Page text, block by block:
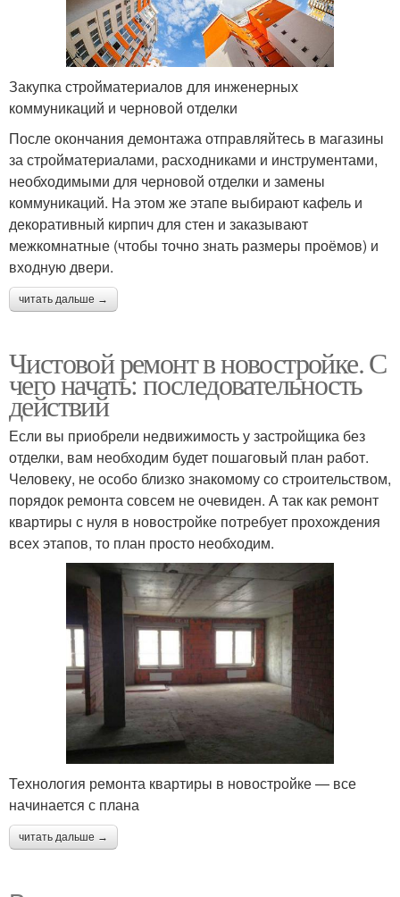
Закупка стройматериалов для инженерных
коммуникаций и черновой отделки
После окончания демонтажа отправляйтесь в магазины
за стройматериалами, расходниками и инструментами,
необходимыми для черновой отделки и замены
коммуникаций. На этом же этапе выбирают кафель и
декоративный кирпич для стен и заказывают
межкомнатные (чтобы точно знать размеры проёмов) и
входную двери.
читать дальше →
Чистовой ремонт в новостройке. С
чего начать: последовательность
действий
Если вы приобрели недвижимость у застройщика без
отделки, вам необходим будет пошаговый план работ.
Человеку, не особо близко знакомому со строительством,
порядок ремонта совсем не очевиден. А так как ремонт
квартиры с нуля в новостройке потребует прохождения
всех этапов, то план просто необходим.
Технология ремонта квартиры в новостройке — все
начинается с плана
читать дальше →